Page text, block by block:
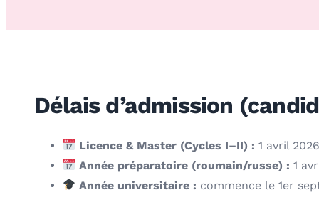
Délais d’admission
Licence & Master (Cycles I–II) : 1 avril
Année préparatoire (roumain/russe) : 1
Année universitaire : commence le 1er